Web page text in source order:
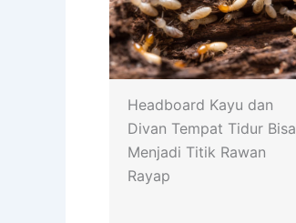
Headboard Kayu dan
Divan Tempat Tidur Bisa
Menjadi Titik Rawan
Rayap